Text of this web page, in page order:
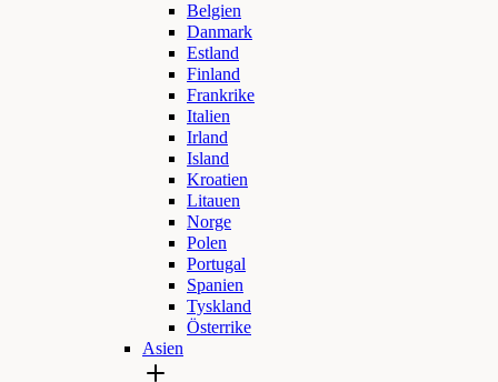
Belgien
Danmark
Estland
Finland
Frankrike
Italien
Irland
Island
Kroatien
Litauen
Norge
Polen
Portugal
Spanien
Tyskland
Österrike
Asien